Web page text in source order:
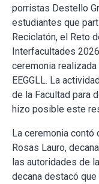
porristas Destello
estudiantes que
Reciclatón, el Reto
Interfacultades
ceremonia
EEGGLL. La
de la Facultad para
hizo posible este
La ceremonia contó
Rosas Lauro,
las autoridades de
decana destacó que